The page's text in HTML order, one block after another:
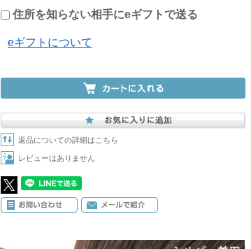
住所を知らない相手にeギフトで送る
eギフトについて
返品についての詳細はこちら
レビューはありません